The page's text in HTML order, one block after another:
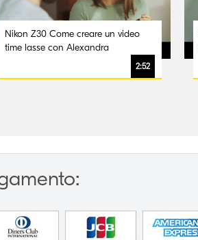
Nikon Z30 Come creare un video
time lasse con Alexandra
2:52